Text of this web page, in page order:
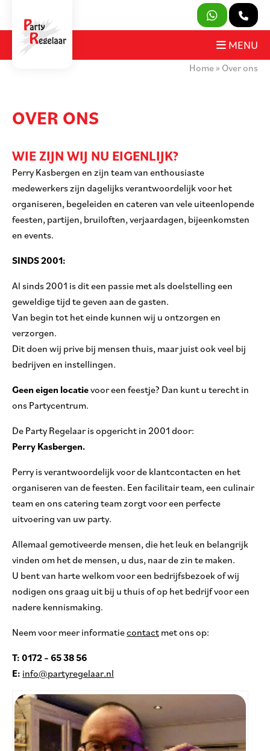
SLUITEN
OVER ONS
CONTACT
MIJN AANVRAAG
MENU
Home » Over ons
OVER ONS
WIE ZIJN WIJ NU EIGENLIJK?
Perry Kasbergen en zijn team van enthousiaste
medewerkers zijn dagelijks verantwoordelijk voor het
organiseren, begeleiden en cateren van vele uiteenlopende
feesten, partijen, bruiloften, verjaardagen, bijeenkomsten
en events.
SINDS 2001:
Al sinds 2001 is dit een passie met als doelstelling een
geweldige tijd te geven aan de gasten.
Van begin tot het einde kunnen wij u ontzorgen en
verzorgen.
Dit doen wij prive bij mensen thuis, maar juist ook veel bij
bedrijven en instellingen.
Geen eigen locatievoor een feestje? Dan kunt u terecht in
ons Partycentrum.
De Party Regelaar is opgericht in 2001 door:
Perry Kasbergen.
Perry is verantwoordelijk voor de klantcontacten en het
organiseren van de feesten. Een facilitair team, een culinair
team en ons catering team zorgt voor een perfecte
uitvoering van uw party.
Allemaal gemotiveerde mensen, die het leuk en belangrijk
vinden om het de mensen, u dus, naar de zin te maken.
U bent van harte welkom voor een bedrijfsbezoek of wij
nodigen ons graag uit bij u thuis of op het bedrijf voor een
nadere kennismaking.
Neem voor meer informatiecontact met ons op:
T: 0172 – 65 38 56
E: info@partyregelaar.nl